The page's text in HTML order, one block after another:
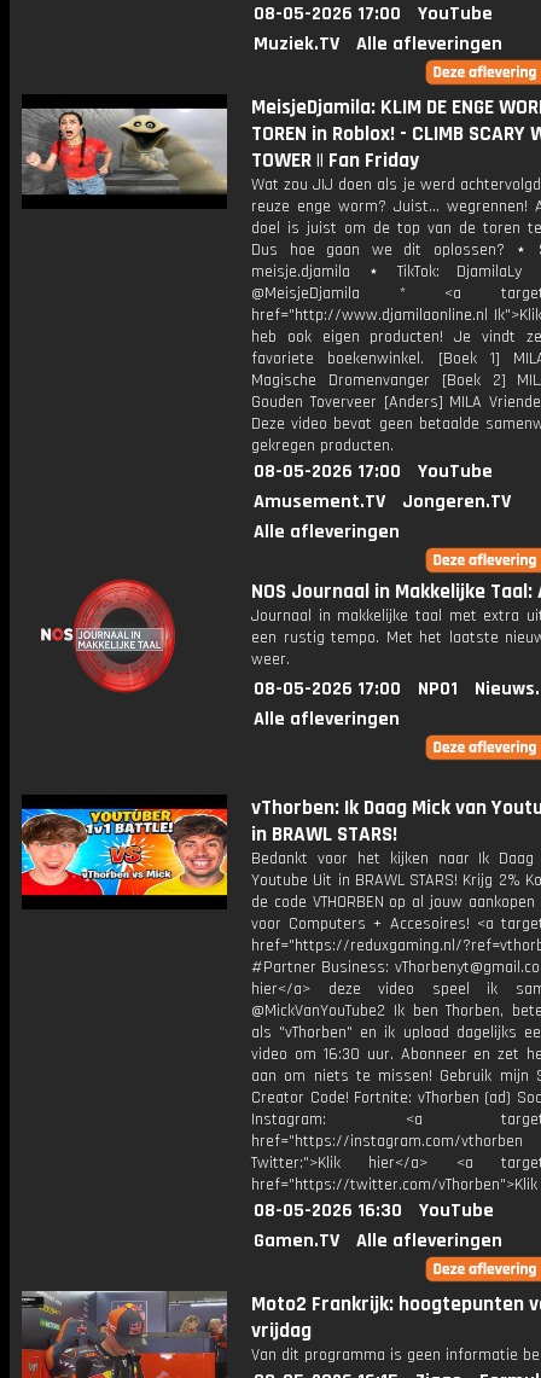
08-05-2026 17:00
YouTube
Muziek.TV
Alle afleveringen
MeisjeDjamila: KLIM DE ENGE
TOREN in Roblox! - CLIMB SCARY
TOWER || Fan Friday
Wat zou JIJ doen als je werd
reuze enge worm? Juist... wegrennen!
doel is juist om de top van de toren
Dus hoe gaan we dit oplossen? ⋆
meisje.djamila ⋆ TikTok:
@MeisjeDjamila * <a
href="http://www.djamilaonline.nl
heb ook eigen producten! Je vindt
favoriete boekenwinkel. [Boek 1]
Magische Dromenvanger [Boek 2]
Gouden Toverveer [Anders] MILA
Deze video bevat geen betaalde
gekregen producten.
08-05-2026 17:00
YouTube
Amusement.TV
Jongeren.TV
Alle afleveringen
NOS Journaal in Makkelijke
Journaal in makkelijke taal met extra
een rustig tempo. Met het laatste
weer.
08-05-2026 17:00 NPO1
Alle afleveringen
vThorben: Ik Daag Mick van
in BRAWL STARS!
Bedankt voor het kijken naar Ik Daag
Youtube Uit in BRAWL STARS! Krijg 2%
de code VTHORBEN op al jouw aankopen
voor Computers + Accesoires! <a
href="https://reduxgaming.nl/
#Partner Business:
hier</a> deze video speel ik
@MickVanYouTube2 Ik ben Thorben,
als "vThorben" en ik upload dagelijks
video om 16:30 uur. Abonneer en zet
aan om niets te missen! Gebruik mijn
Creator Code! Fortnite: vThorben (ad)
Instagram: <a
href="https://instagram.com/vthorben
Twitter:">Klik hier</a> <a
href="https://twitter.com/
08-05-2026 16:30
YouTube
Gamen.TV
Alle afleveringen
Moto2 Frankrijk: hoogtepunten
vrijdag
Van dit programma is geen informatie